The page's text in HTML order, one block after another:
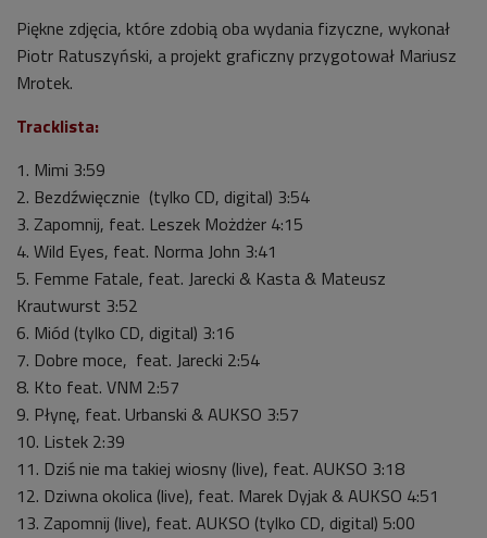
Piękne zdjęcia, które zdobią oba wydania fizyczne, wykonał
Piotr Ratuszyński, a projekt graficzny przygotował Mariusz
Mrotek.
Tracklista:
1. Mimi 3:59
2. Bezdźwięcznie (tylko CD, digital) 3:54
3. Zapomnij, feat. Leszek Możdżer 4:15
4. Wild Eyes, feat. Norma John 3:41
5. Femme Fatale, feat. Jarecki & Kasta & Mateusz
Krautwurst 3:52
6. Miód (tylko CD, digital) 3:16
7. Dobre moce, feat. Jarecki 2:54
8. Kto feat. VNM 2:57
9. Płynę, feat. Urbanski & AUKSO 3:57
10. Listek 2:39
11. Dziś nie ma takiej wiosny (live), feat. AUKSO 3:18
12. Dziwna okolica (live), feat. Marek Dyjak & AUKSO 4:51
13. Zapomnij (live), feat. AUKSO (tylko CD, digital) 5:00